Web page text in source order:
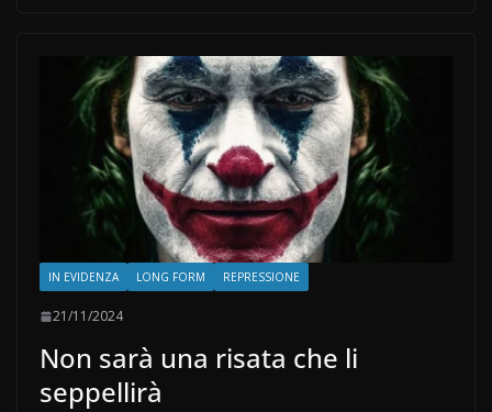
IN EVIDENZA LONG FORM REPRESSIONE
21/11/2024
Non sarà una risata che li
seppellirà